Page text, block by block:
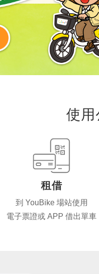
使用
租借
到 YouBike 場站使用
電子票證或 APP 借出單車